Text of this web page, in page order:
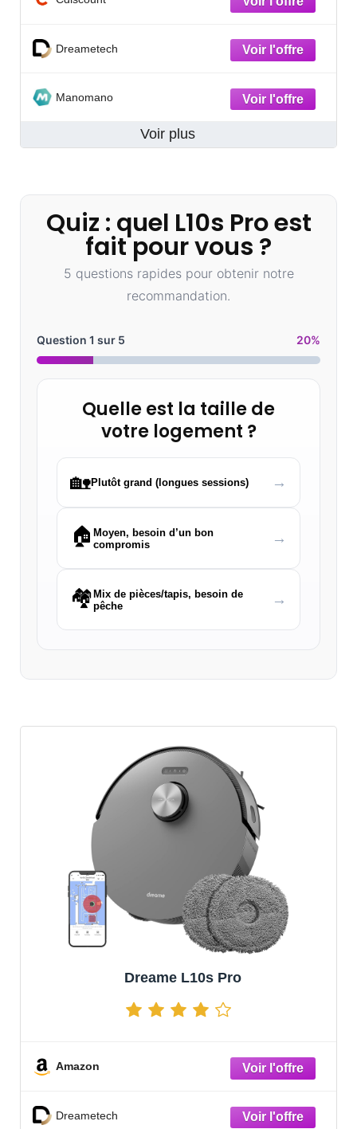
Dreametech
Manomano
Voir plus
Quiz : quel L10s Pro est
fait pour vous ?
5 questions rapides pour obtenir notre
recommandation.
Question 1 sur 5 20%
Quelle est la taille de
votre logement ?
🏡Plutôt grand (longues sessions) →
🏠 Moyen, besoin d’un bon
compromis
→
🏘️ Mix de pièces/tapis, besoin de
pêche
→
Dreame L10s Pro
Amazon
Dreametech